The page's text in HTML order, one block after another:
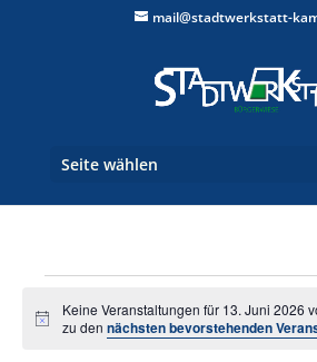
mail@stadtwerkstatt-
Seite wählen
Veranstaltungen
für
Hinweis
Keine Veranstaltungen für 13. Juni 2026
zu den nächsten bevorstehenden